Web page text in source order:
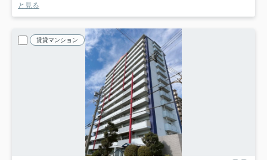
と見る
賃貸マンション